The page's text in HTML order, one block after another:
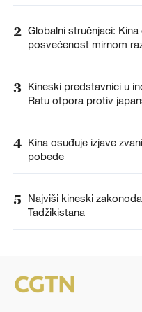
2 Globalni stručnjaci:
posvećenost mirnom
3 Kineski predstavnici u
Ratu otpora protiv
4 Kina osuđuje izjave
pobede
5
Najviši kineski
Tadžikistana